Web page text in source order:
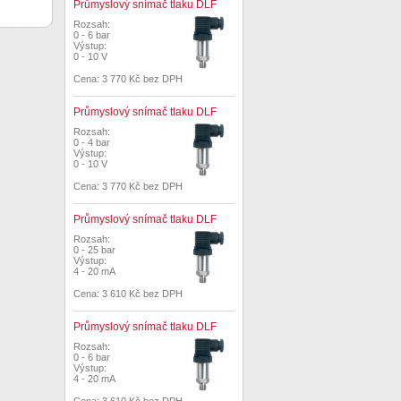
Průmyslový snímač tlaku DLF
Rozsah:
0 - 6 bar
Výstup:
0 - 10 V
Cena: 3 770 Kč bez DPH
Průmyslový snímač tlaku DLF
Rozsah:
0 - 4 bar
Výstup:
0 - 10 V
Cena: 3 770 Kč bez DPH
Průmyslový snímač tlaku DLF
Rozsah:
0 - 25 bar
Výstup:
4 - 20 mA
Cena: 3 610 Kč bez DPH
Průmyslový snímač tlaku DLF
Rozsah:
0 - 6 bar
Výstup:
4 - 20 mA